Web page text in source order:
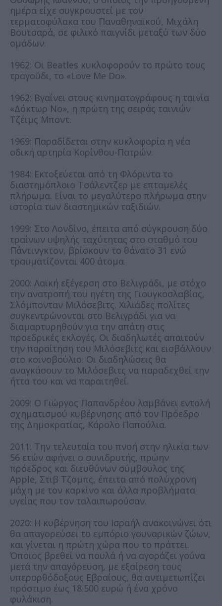
ημέρα είχε συγκρουστεί με τον
τερματοφύλακα του Παναθηναϊκού, Μιχάλη
Βουτσαρά, σε φιλικό παιγνίδι μεταξύ των δύο
ομάδων.
1962: Οι Beatles κυκλοφορούν το πρώτο τους
τραγούδι, το «Love Me Do».
1962: Βγαίνει στους κινηματογράφους η ταινία
«Δόκτωρ Νο», η πρώτη της σειράς ταινιών
Τζέιμς Μποντ.
1969: Παραδίδεται στην κυκλοφορία η νέα
οδική αρτηρία Κορίνθου-Πατρών.
1984: Εκτοξεύεται από τη Φλόριντα το
διαστημόπλοιο Τσάλεντζερ με επταμελές
πλήρωμα. Είναι το μεγαλύτερο πλήρωμα στην
ιστορία των διαστημικών ταξιδιών.
1999: Στο Λονδίνο, έπειτα από σύγκρουση δύο
τραίνων υψηλής ταχύτητας στο σταθμό του
Πάντινγκτον, βρίσκουν το θάνατο 31 ενώ
τραυματίζονται 400 άτομα.
2000: Λαϊκή εξέγερση στο Βελιγράδι, με στόχο
την ανατροπή του ηγέτη της Γιουγκοσλαβίας,
Σλόμπονταν Μιλόσεβιτς. Χιλιάδες πολίτες
συγκεντρώνονται στο Βελιγράδι για να
διαμαρτυρηθούν για την απάτη στις
προεδρικές εκλογές. Οι διαδηλωτές απαιτούν
την παραίτηση του Μιλόσεβιτς και εισβάλλουν
στο κοινοβούλιο. Οι διαδηλώσεις θα
αναγκάσουν το Μιλόσεβιτς να παραδεχθεί την
ήττα του και να παραιτηθεί.
2009: Ο Γιώργος Παπανδρέου λαμβάνει εντολή
σχηματισμού κυβέρνησης από τον Πρόεδρο
της Δημοκρατίας, Κάρολο Παπούλια.
2011: Την τελευταία του πνοή στην ηλικία των
56 ετών αφήνει ο συνιδρυτής, πρώην
πρόεδρος και διευθύνων σύμβουλος της
Apple, Στιβ Τζομπς, έπειτα από πολύχρονη
μάχη με τον καρκίνο και άλλα προβλήματα
υγείας που τον ταλαιπωρούσαν.
2020: Η κυβέρνηση του Ισραήλ ανακοινώνει ότι
θα απαγορεύσει το εμπόριο γουναρικών ζώων,
και γίνεται η πρώτη χώρα που το πράττει.
Όποιος βρεθεί να πουλά ή να αγοράζει γούνα
μετά την απαγόρευση, με εξαίρεση τους
υπερορθόδοξους Εβραίους, θα αντιμετωπίζει
πρόστιμο έως 18.500 ευρώ ή ένα χρόνο
φυλάκιση.